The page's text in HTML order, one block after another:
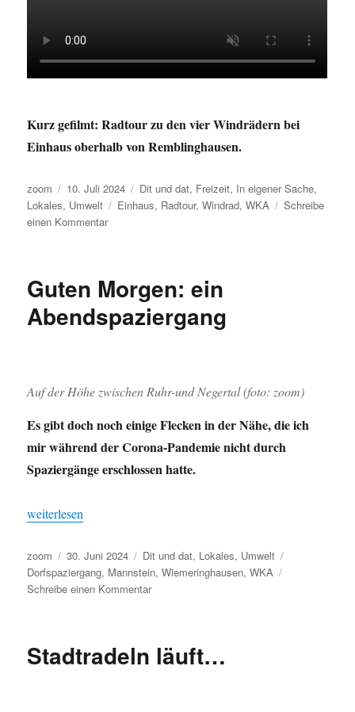
Kurz gefilmt: Radtour zu den vier Windrädern bei
Einhaus oberhalb von Remblinghausen.
Autor
zoom
Veröffentlicht
am
10. Juli 2024 Kategorien
Dit und dat, Freizeit, In eigener Sache,
Lokales, Umwelt Schlagwörter
Einhaus, Radtour,Windrad,WKA
Schreibe
einen Kommentarzu
Guten Morgen: ein
Abendspaziergang
Auf der Höhe zwischen Ruhr-und Negertal (foto: zoom)
Es gibt doch noch einige Flecken in der Nähe, die ich
mir während der Corona-Pandemie nicht durch
Spaziergänge erschlossen hatte.
„Guten Morgen: ein Abendspaziergang“
weiterlesen
Autor
zoom
Veröffentlicht
am
30. Juni 2024 Kategorien
Dit und dat, Lokales, Umwelt
Dorfspaziergang, Mannstein,Wiemeringhausen,WKA
Schreibe einen Kommentarzu
Abendspaziergang
Stadtradeln läuft…